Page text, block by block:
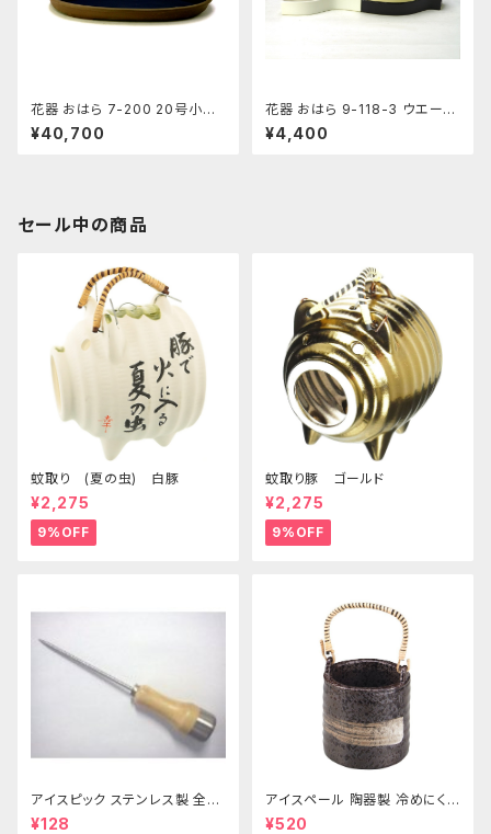
花器 おはら 7-200 20号小判
水盤 花瓶 フラワーベース 水盤
¥40,700
花器 おはら 9-118-3 ウエーブ
小黒ツヤ 花瓶 フラワーベース
水盤
¥4,400
セール中の商品
蚊取り (夏の虫) 白豚
¥2,275
9%OFF
蚊取り豚 ゴールド
¥2,275
9%OFF
アイスピック ステンレス製 全長
215ｍｍ
¥128
アイスペール 陶器製 冷めにくい
二重構造 860ml
¥520